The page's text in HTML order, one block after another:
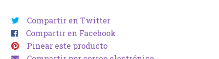
Compartir en Twitter
Compartir en Facebook
Pinear este producto